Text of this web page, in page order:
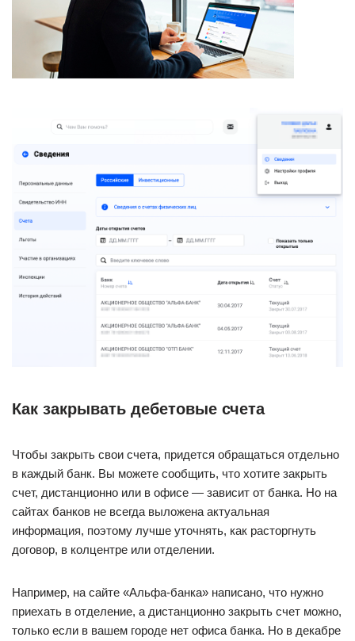
Как закрывать дебетовые счета
Чтобы закрыть свои счета, придется обращаться отдельно
в каждый банк. Вы можете сообщить, что хотите закрыть
счет, дистанционно или в офисе — зависит от банка. Но на
сайтах банков не всегда выложена актуальная
информация, поэтому лучше уточнять, как расторгнуть
договор, в колцентре или отделении.
Например, на сайте «Альфа-банка» написано, что нужно
приехать в отделение, а дистанционно закрыть счет можно,
только если в вашем городе нет офиса банка. Но в декабре